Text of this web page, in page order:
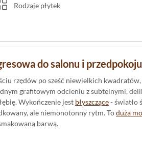
Rodzaje płytek
do salonu i przedpokoju
rzędów po sześć niewielkich
grafitowym odcieniu z subtelnymi,
Wykończenie jest błyszczące- światło
ale niemonotonny rytm. Toduża
barwą.